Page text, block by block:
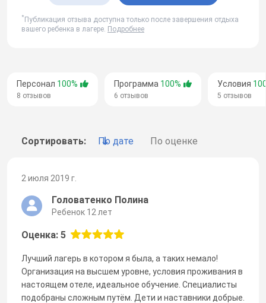
Персонал 100%
8 отзывов
Программа 100%
6 отзывов
Условия
5 отзывов
Сортировать: По дате По оценке
2 июля 2019 г.
Головатенко Полина
Ребенок 12 лет
Оценка: 5
Лучший лагерь в котором я была, а таких немало!
Организация на высшем уровне, условия проживания в
настоящем отеле, идеальное обучение. Специалисты
подобраны сложным путём. Дети и наставники добрые.
* Публикация отзыва доступна только после завершения отдыха
вашего ребенка в лагере. Подробнее